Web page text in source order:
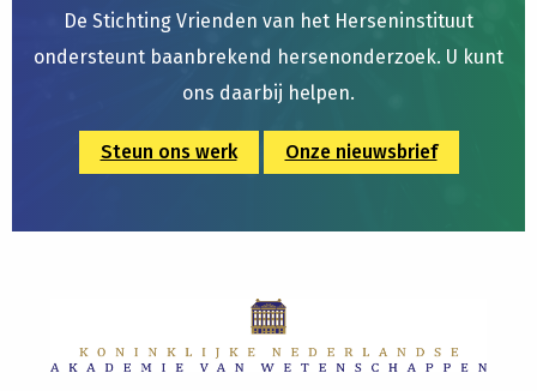
De Stichting Vrienden van het Herseninstituut
ondersteunt baanbrekend hersenonderzoek. U kunt
ons daarbij helpen.
Steun ons werk Onze nieuwsbrief